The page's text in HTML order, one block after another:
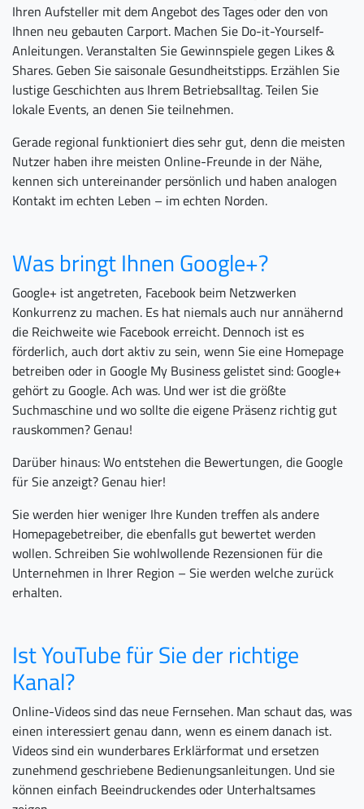
Ihren Aufsteller mit dem Angebot des Tages oder den von
Ihnen neu gebauten Carport. Machen Sie Do-it-Yourself-
Anleitungen. Veranstalten Sie Gewinnspiele gegen Likes &
Shares. Geben Sie saisonale Gesundheitstipps. Erzählen Sie
lustige Geschichten aus Ihrem Betriebsalltag. Teilen Sie
lokale Events, an denen Sie teilnehmen.
Gerade regional funktioniert dies sehr gut, denn die meisten
Nutzer haben ihre meisten Online-Freunde in der Nähe,
kennen sich untereinander persönlich und haben analogen
Kontakt im echten Leben – im echten Norden.
Was bringt Ihnen Google+?
Google+ ist angetreten, Facebook beim Netzwerken
Konkurrenz zu machen. Es hat niemals auch nur annähernd
die Reichweite wie Facebook erreicht. Dennoch ist es
förderlich, auch dort aktiv zu sein, wenn Sie eine Homepage
betreiben oder in Google My Business gelistet sind: Google+
gehört zu Google. Ach was. Und wer ist die größte
Suchmaschine und wo sollte die eigene Präsenz richtig gut
rauskommen? Genau!
Darüber hinaus: Wo entstehen die Bewertungen, die Google
für Sie anzeigt? Genau hier!
Sie werden hier weniger Ihre Kunden treffen als andere
Homepagebetreiber, die ebenfalls gut bewertet werden
wollen. Schreiben Sie wohlwollende Rezensionen für die
Unternehmen in Ihrer Region – Sie werden welche zurück
erhalten.
Ist YouTube für Sie der richtige
Kanal?
Online-Videos sind das neue Fernsehen. Man schaut das, was
einen interessiert genau dann, wenn es einem danach ist.
Videos sind ein wunderbares Erklärformat und ersetzen
zunehmend geschriebene Bedienungsanleitungen. Und sie
können einfach Beeindruckendes oder Unterhaltsames